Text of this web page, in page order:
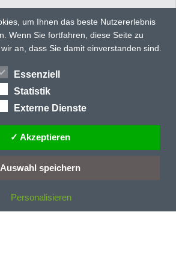
TWITTER FACEBOOK
um Ihnen das beste Nutzererlebnis
Wenn Sie fortfahren, diese Seite zu
an, dass Sie damit einverstanden sind.
Essenziell
Statistik
Externe Dienste
✓ Akzeptieren
Auswahl speichern
Personalisieren